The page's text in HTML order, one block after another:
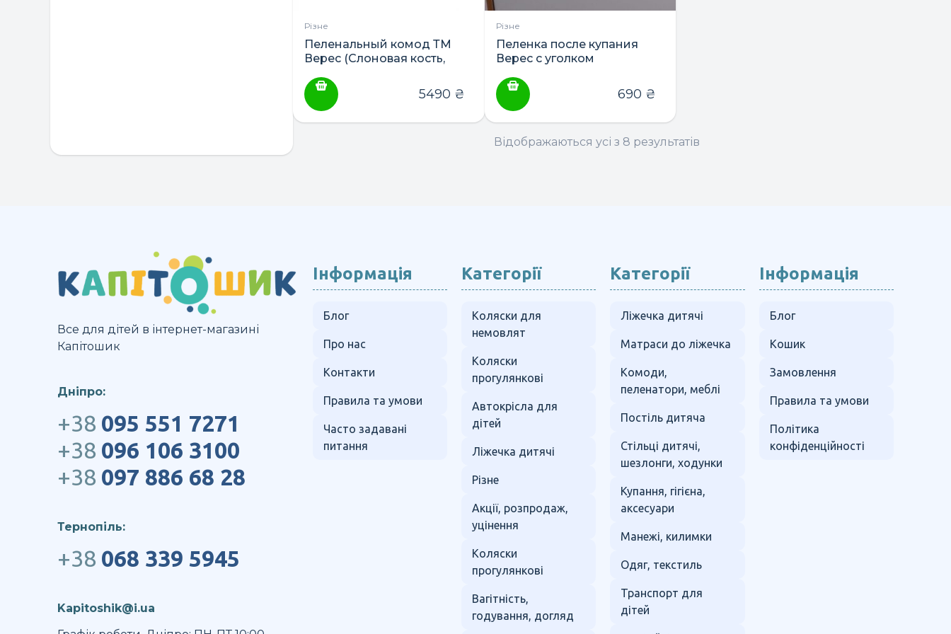
Різне
Пеленальный комод ТМ
Верес (Слоновая кость,
5490 ₴
Різне
Пеленка после купания
Верес с уголком
690 ₴
Відображаються усі з 8 результатів
Все для дітей в інтернет-магазині
Капітошик
Дніпро:
+38 095 551 7271
+38 096 106 3100
+38 097 886 68 28
Тернопіль:
+38 068 339 5945
Kapitoshik@i.ua
Інформація
Блог
Про нас
Контакти
Правила та умови
Часто задавані
питання
Категорії
Коляски для
немовлят
Коляски
прогулянкові
Автокрісла для
дітей
Ліжечка дитячі
Різне
Акції, розпродаж,
уцінення
Коляски
прогулянкові
Вагітність,
годування, догляд
Категорії
Ліжечка дитячі
Матраси до ліжечка
Комоди,
пеленатори, меблі
Постіль дитяча
Стільці дитячі,
шезлонги, ходунки
Купання, гігієна,
аксесуари
Манежі, килимки
Одяг, текстиль
Транспорт для
дітей
Інформація
Блог
Кошик
Замовлення
Правила та умови
Політика
конфіденційності